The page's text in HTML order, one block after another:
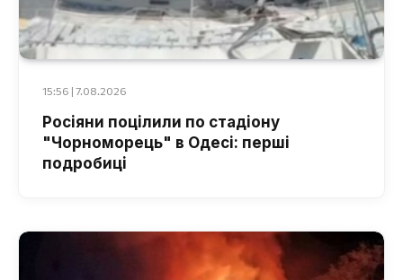
15:56 | 7.08.2026
Росіяни поцілили по стадіону
"Чорноморець" в Одесі: перші
подробиці